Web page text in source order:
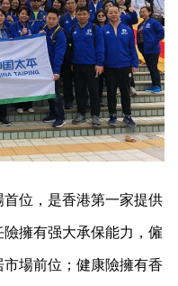
位，是香港第一家提供
擁有强大承保能力，僱
場前位；健康險擁有香